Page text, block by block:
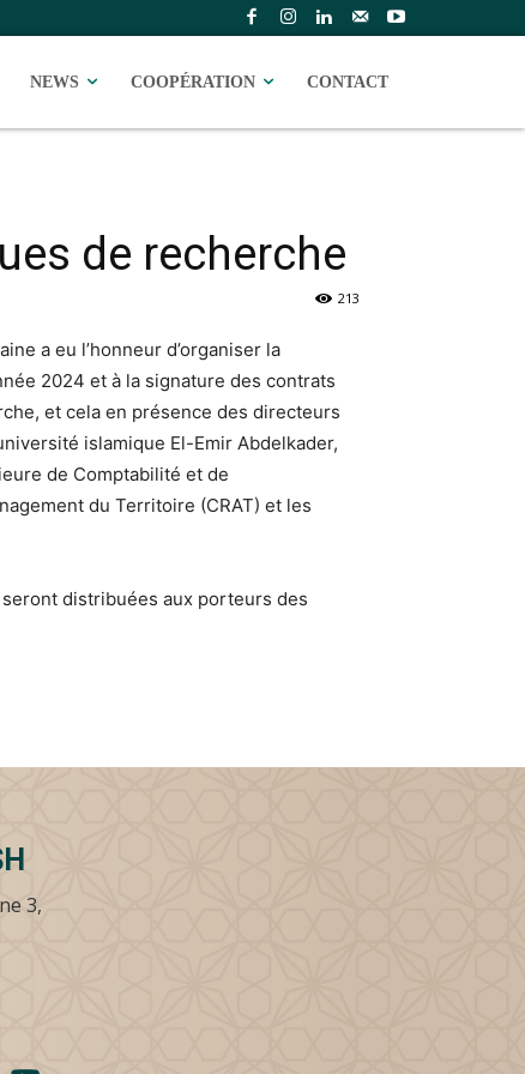
NEWS COOPÉRATION CONTACT
de recherche
213
a eu l’honneur d’organiser la
2024 et à la signature des contrats
et cela en présence des directeurs
islamique El-Emir Abdelkader,
de Comptabilité et de
du Territoire (CRAT) et les
distribuées aux porteurs des
3,